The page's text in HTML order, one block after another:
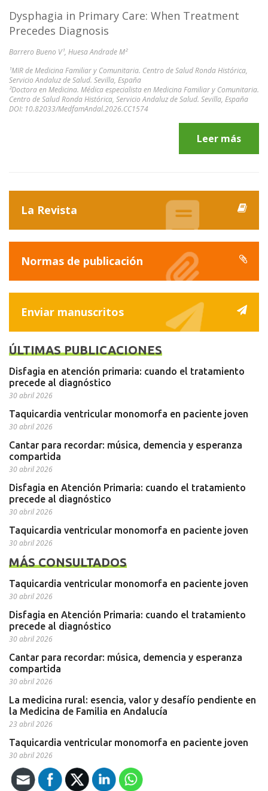
La Revista
Normas de publicación
Enviar manuscritos
ÚLTIMAS PUBLICACIONES
Disfagia en atención primaria: cuando el tratamiento
precede al diagnóstico
30 abril 2026
Taquicardia ventricular monomorfa en paciente joven
30 abril 2026
Cantar para recordar: música, demencia y esperanza
compartida
30 abril 2026
Disfagia en Atención Primaria: cuando el tratamiento
precede al diagnóstico
30 abril 2026
Taquicardia ventricular monomorfa en paciente joven
30 abril 2026
MÁS CONSULTADOS
Taquicardia ventricular monomorfa en paciente joven
30 abril 2026
Disfagia en Atención Primaria: cuando el tratamiento
precede al diagnóstico
30 abril 2026
Cantar para recordar: música, demencia y esperanza
compartida
30 abril 2026
La medicina rural: esencia, valor y desafío pendiente en
la Medicina de Familia en Andalucía
23 abril 2026
Taquicardia ventricular monomorfa en paciente joven
30 abril 2026
Dysphagia in Primary Care: When Treatment
Precedes Diagnosis
Barrero Bueno V¹, Huesa Andrade M²
¹MIR de Medicina Familiar y Comunitaria. Centro de Salud Ronda Histórica,
Servicio Andaluz de Salud. Sevilla, España
²Doctora en Medicina. Médica especialista en Medicina Familiar y Comunitaria.
Centro de Salud Ronda Histórica, Servicio Andaluz de Salud. Sevilla, España
DOI: 10.82033/MedfamAndal.2026.CC1574
Leer más